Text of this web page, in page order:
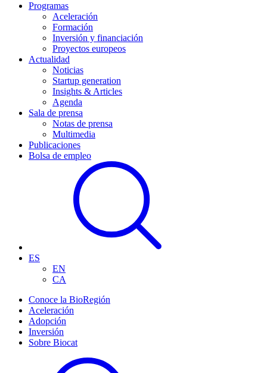
Programas
Aceleración
Formación
Inversión y financiación
Proyectos europeos
Actualidad
Noticias
Startup generation
Insights & Articles
Agenda
Sala de prensa
Notas de prensa
Multimedia
Publicaciones
Bolsa de empleo
ES
EN
CA
Conoce la BioRegión
Aceleración
Adopción
Inversión
Sobre Biocat